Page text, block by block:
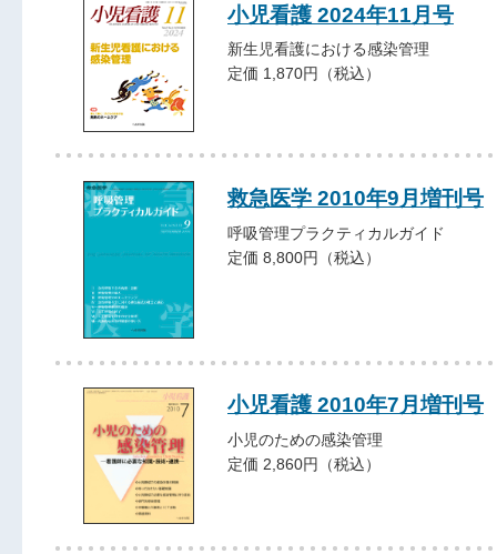
小児看護 2024年11月号
新生児看護における感染管理
定価 1,870円（税込）
救急医学 2010年9月増刊号
呼吸管理プラクティカルガイド
定価 8,800円（税込）
小児看護 2010年7月増刊号
小児のための感染管理
定価 2,860円（税込）